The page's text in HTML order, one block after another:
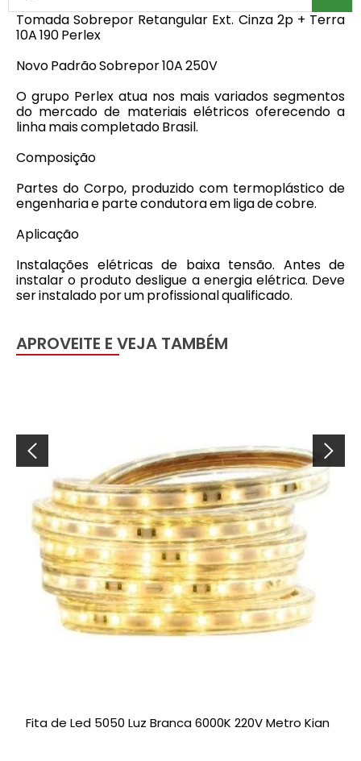
Tomada Sobrepor Retangular Ext. Cinza 2p + Terra
10A 190 Perlex
Novo Padrão Sobrepor 10A 250V
O grupo Perlex atua nos mais variados segmentos
do mercado de materiais elétricos oferecendo a
linha mais completado Brasil.
Composição
Partes do Corpo, produzido com termoplástico de
engenharia e parte condutora em liga de cobre.
Aplicação
Instalações elétricas de baixa tensão. Antes de
instalar o produto desligue a energia elétrica. Deve
ser instalado por um profissional qualificado.
APROVEITE E VEJA TAMBÉM
Fita de Led 5050 Luz Branca 6000K 220V Metro Kian